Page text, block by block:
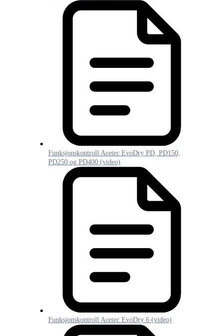
Funksjonskontroll Acetec EvoDry PD, PD150,
PD250 og PD400 (video)
Funksjonskontroll Acetec EvoDry 6 (video)